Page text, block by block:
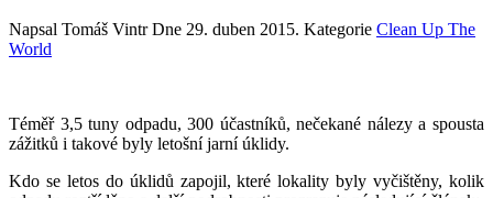
Napsal Tomáš Vintr Dne 29. duben 2015. Kategorie Clean Up The
World
Téměř 3,5 tuny odpadu, 300 účastníků, nečekané nálezy a spousta
zážitků i takové byly letošní jarní úklidy.
Kdo se letos do úklidů zapojil, které lokality byly vyčištěny, kolik